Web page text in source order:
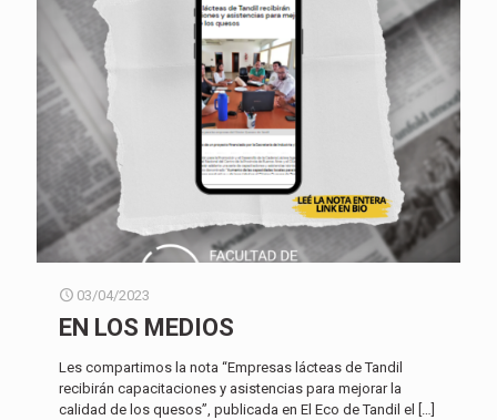
03/04/2023
EN LOS MEDIOS
Les compartimos la nota “Empresas lácteas de Tandil
recibirán capacitaciones y asistencias para mejorar la
calidad de los quesos”, publicada en El Eco de Tandil el
[…]